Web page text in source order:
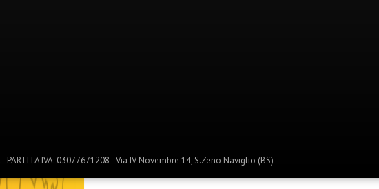
IVA: 03077671208 - Via IV Novembre 14, S.Zeno Naviglio (BS)